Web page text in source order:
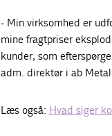
- Min virksomhed er
mine fragtpriser
kunder, som
adm. direktør i ab
Læs også: Hvad siger